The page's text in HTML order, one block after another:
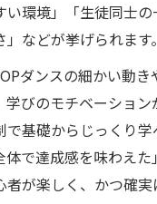
い環境」「生徒同士
などが挙げられます。
ダンスの細かい動
びのモチベーション
で基礎からじっくり学
体で達成感を味わえ
者が楽しく、かつ確